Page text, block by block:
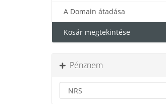
A Domain átadása
Kosár megtekintése
Pénznem